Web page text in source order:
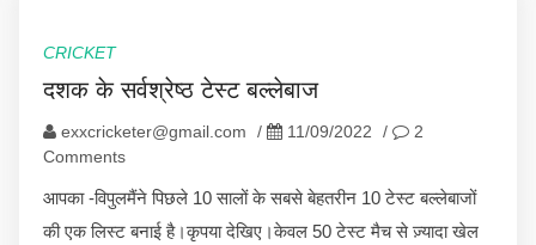
CRICKET
दशक के सर्वश्रेष्ठ टेस्ट बल्लेबाज
exxcricketer@gmail.com / 11/09/2022 /
2
Comments
आपका -विपुलमैंने पिछले 10 सालों के सबसे बेहतरीन 10 टेस्ट बल्लेबाजों
की एक लिस्ट बनाई है।कृपया देखिए।केवल 50 टेस्ट मैच से ज़्यादा खेल